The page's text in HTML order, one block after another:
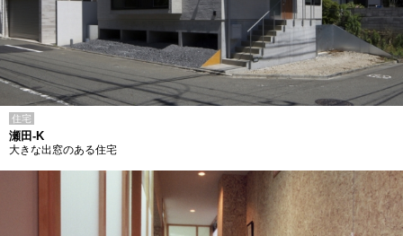
住宅
瀬田-K
大きな出窓のある住宅